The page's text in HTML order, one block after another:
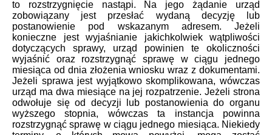
to rozstrzygnięcie nastąpi. Na jego żądanie urząd
zobowiązany jest przesłać wydaną decyzję lub
postanowienie pod wskazanym adresem. Jeżeli
konieczne jest wyjaśnianie jakichkolwiek wątpliwości
dotyczących sprawy, urząd powinien te okoliczności
wyjaśnić oraz rozstrzygnąć sprawę w ciągu jednego
miesiąca od dnia złożenia wniosku wraz z dokumentami.
Jeżeli sprawa jest wyjątkowo skomplikowana, wówczas
urząd ma dwa miesiące na jej rozpatrzenie. Jeżeli strona
odwołuje się od decyzji lub postanowienia do organu
wyższego stopnia, wówczas ta instancja powinna
rozstrzygnąć sprawę w ciągu jednego miesiąca. Niekiedy